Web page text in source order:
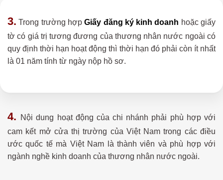
3. Trong trường hợpGiấy đăng ký kinh doanh hoặc giấy
tờ có giá trị tương đương của thương nhân nước ngoài có
quy định thời hạn hoạt động thì thời hạn đó phải còn ít nhất
là 01 năm tính từ ngày nộp hồ sơ.
4.
Nội dung hoạt động của chi nhánh phải phù hợp với
cam kết mở cửa thị trường của Việt Nam trong các điều
ước quốc tế mà Việt Nam là thành viên và phù hợp với
ngành nghề kinh doanh của thương nhân nước ngoài.